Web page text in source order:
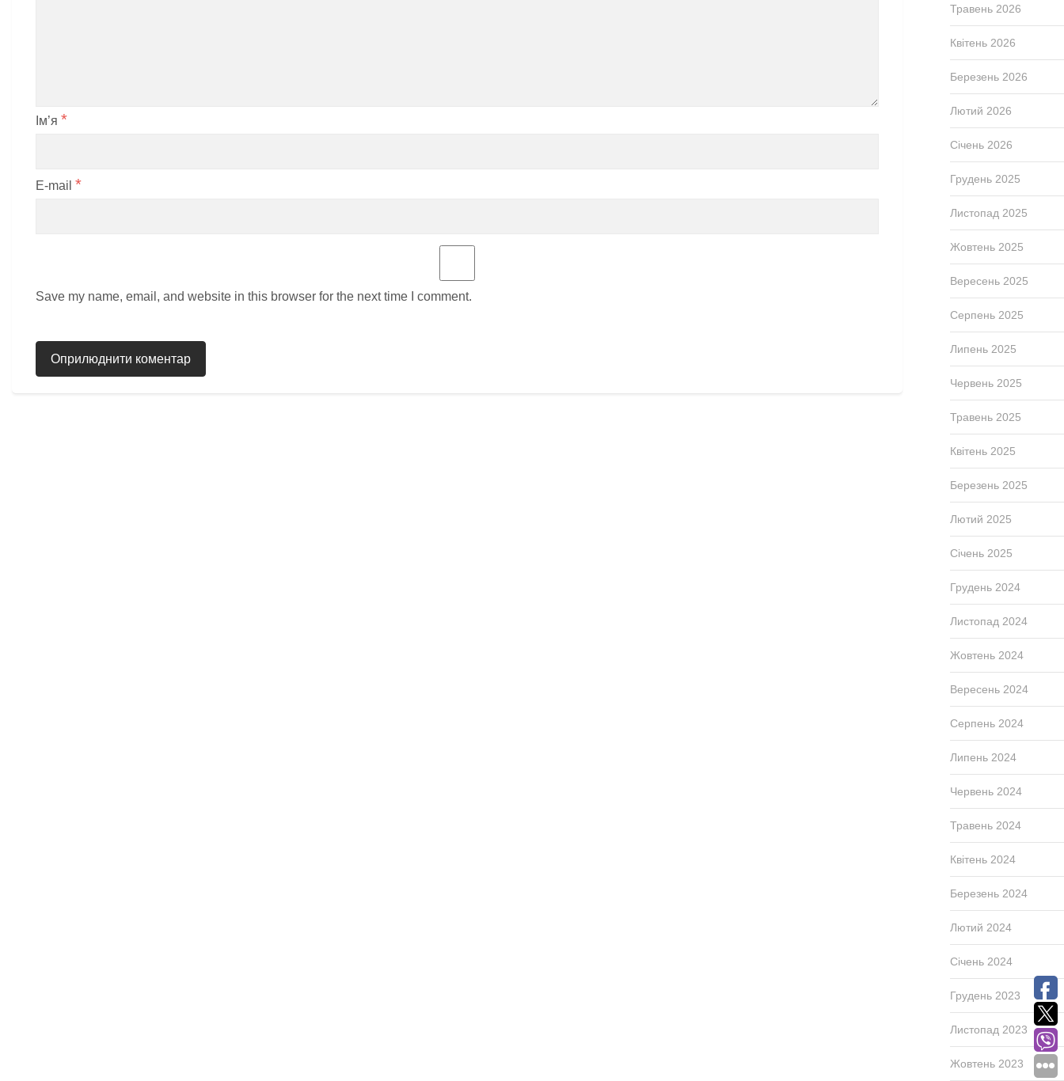
Ім’я *
E-mail *
Save my name, email, and website in this browser for the next time I comment.
Травень 2026
Квітень 2026
Березень 2026
Лютий 2026
Січень 2026
Грудень 2025
Листопад 2025
Жовтень 2025
Вересень 2025
Серпень 2025
Липень 2025
Червень 2025
Травень 2025
Квітень 2025
Березень 2025
Лютий 2025
Січень 2025
Грудень 2024
Листопад 2024
Жовтень 2024
Вересень 2024
Серпень 2024
Липень 2024
Червень 2024
Травень 2024
Квітень 2024
Березень 2024
Лютий 2024
Січень 2024
Грудень 2023
Листопад 2023
Жовтень 2023